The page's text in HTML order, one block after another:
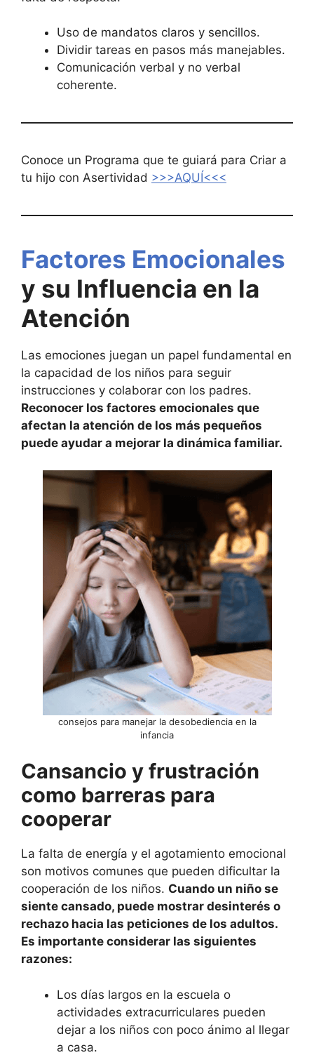
Uso de mandatos claros y sencillos.
Dividir tareas en pasos más manejables.
Comunicación verbal y no verbal
coherente.
Conoce un Programa que te guiará para Criar a
tu hijo con Asertividad >>>AQUÍ<<<
Factores Emocionales
y su Influencia en la
Atención
Las emociones juegan un papel fundamental en
la capacidad de los niños para seguir
instrucciones y colaborar con los padres.
Reconocer los factores emocionales que
afectan la atención de los más pequeños
puede ayudar a mejorar la dinámica familiar.
consejos para manejar la desobediencia en la
infancia
Cansancio y frustración
como barreras para
cooperar
La falta de energía y el agotamiento emocional
son motivos comunes que pueden dificultar la
cooperación de los niños. Cuando un niño se
siente cansado, puede mostrar desinterés o
rechazo hacia las peticiones de los adultos.
Es importante considerar las siguientes
razones:
Los días largos en la escuela o
actividades extracurriculares pueden
dejar a los niños con poco ánimo al llegar
a casa.